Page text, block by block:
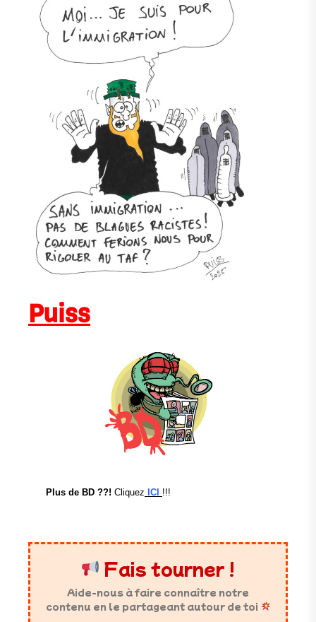
Puiss
Plus de BD ??! Cliquez ICI !!!
Fais tourner !
Aide-nous à faire connaître notre
contenu en le partageant autour de toi